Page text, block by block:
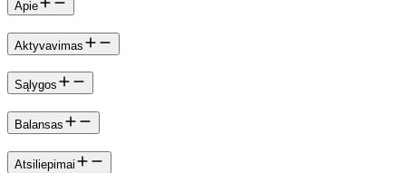
Apie
Aktyvavimas
Sąlygos
Balansas
Atsiliepimai